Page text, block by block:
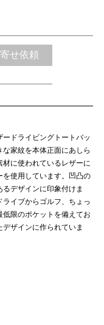
せ依頼
ドライビングトートバッ
家紋を本体正面にあしら
に使われているレザーに
使用しています。凹凸の
デザインに印象付けま
イブからゴルフ、ちょっ
限のポケットを備えてお
ザインに作られていま